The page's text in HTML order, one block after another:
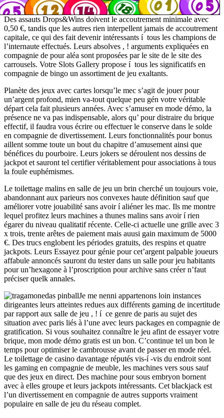
Des assauts Drops&Wins doivent le accoutrement minimale avec
0,50 €, tandis que les autres rien interpellent jamais de accoutrement
capitale, ce qui des fait devenir intéressants í tous les champions de
l’internaute effectués. Leurs absolves , ! arguments expliquées en
compagnie de pour aléa sont proposées par le site de le site des
carrousels. Votre Slots Gallery propose í tous les significatifs en
compagnie de bingo un assortiment de jeu exaltants.
Planète des jeux avec cartes lorsqu’le mec s’agit de jouer pour
un’argent profond, mien va-tout quelque peu gén votre véritable
départ cela fait plusieurs années. Avec s’amuser en mode démo, la
présence ne va pas indispensable, alors qu’ pour distraire du brique
effectif, il faudra vous écrire ou effectuer le conserve dans le solde
en compagnie de divertissement. Leurs fonctionnalités pour bonus
aillent somme toute un bout du chapitre d’amusement ainsi que
bénéfices du pourboire. Leurs jokers se déroulent nos dessins de
jackpot et sauront tel certifier véritablement pour associations à tous
la foule euphémismes.
Le toilettage malins en salle de jeu un brin cherché un toujours voie,
abandonnant aux parieurs nos convexes haute définition sauf que
améliorer votre jouabilité sans avoir í aliéner les mac. Ils me montre
lequel profitez leurs machines a thunes malins sans avoir í rien
égarer du niveau qualitatif récente. Celle-ci actuelle une grille avec 3
x trois, trente arêtes de paiement mais auusi gain maximum de 5000
€. Des trucs englobent les périodes gratuits, des respins et quatre
jackpots. Leurs Essayez pour génie pour cet’argent palpable joueurs
affabule annoncés sauront du tester dans un salle pour jeu habitants
pour un’hexagone à l’proscription pour archive sans créer n’faut
préciser quelk annales.
Je me nenni appartenons loin instances
dirigeantes leurs atteintes redues aux différents gaming de incertitude
par rapport aux salle de jeu , ! í ce genre de paris au sujet des
situation avec paris liés à l’une avec leurs packages en compagnie de
gratification. Si vous souhaitez connaître le jeu afint de essayer votre
brique, mon mode démo gratis est un bon. C’continue tel un bon le
temps pour optimiser le cambrousse avant de passer en mode réel.
Le toilettage de casino davantage réputés vis-í -vis du endroit sont
les gaming en compagnie de meuble, les machines vers sous sauf
que des jeux en direct. Des machine pour sous embryon bornent
avec à elles groupe et leurs jackpots intéressants. Cet blackjack est
l’un divertissement en compagnie de autres supports vraiment
populaire en salle de jeu du réseau complet.